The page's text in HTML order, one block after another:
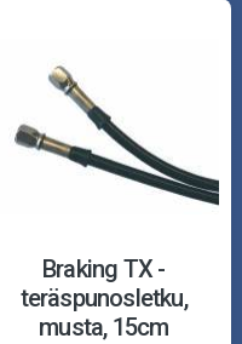
Braking TX -
teräspunosletku,
musta, 15cm